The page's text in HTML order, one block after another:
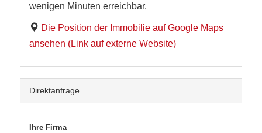
wenigen Minuten erreichbar.
Die Position der Immobilie auf Google Maps
ansehen (Link auf externe Website)
Direktanfrage
Ihre Firma